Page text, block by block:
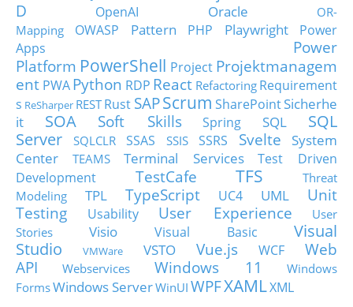
D
OpenAI Oracle
OR-
Mapping
OWASP Pattern PHP Playwright
Power
Apps
Power
Platform PowerShell Project Projektmanagem
ent PWA Python RDP React Refactoring Requirement
s ReSharper RESTRust SAPScrum SharePointSicherhe
it
SOA Soft Skills Spring SQL
SQL
Server
SQLCLR SSAS SSIS SSRS Svelte
System
Center
TEAMS Terminal Services
Test Driven
Development
TestCafe TFS
Threat
Modeling
TPL TypeScript UC4 UML
Unit
Testing
Usability User Experience
User
Stories
Visio Visual Basic
Visual
Studio
VMWare VSTO Vue.js WCF
Web
API
Webservices Windows 11
Windows
FormsWindows ServerWinUI WPFXAMLXML